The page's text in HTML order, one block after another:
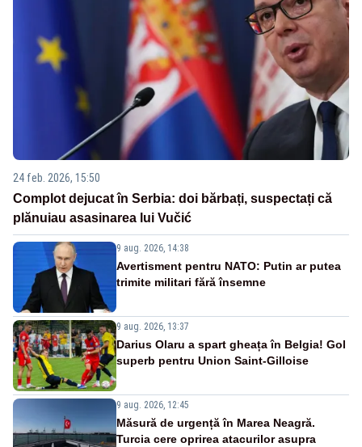
24 feb. 2026, 15:50
Complot dejucat în Serbia: doi bărbați, suspectați că
plănuiau asasinarea lui Vučić
9 aug. 2026, 14:38
Avertisment pentru NATO: Putin ar putea
trimite militari fără însemne
9 aug. 2026, 13:37
Darius Olaru a spart gheața în Belgia! Gol
superb pentru Union Saint-Gilloise
9 aug. 2026, 12:45
Măsură de urgență în Marea Neagră.
Turcia cere oprirea atacurilor asupra